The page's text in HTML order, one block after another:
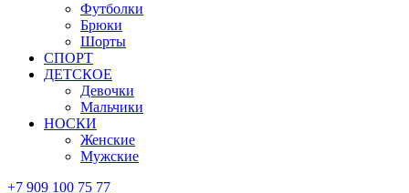
Футболки
Брюки
Шорты
СПОРТ
ДЕТСКОЕ
Девочки
Мальчики
НОСКИ
Женские
Мужские
+7 909 100 75 77